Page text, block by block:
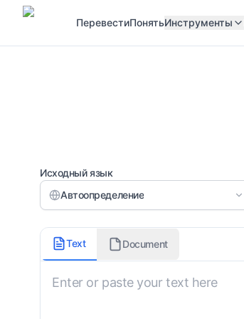
ПеревестиПонятьИнструменты
Исходный язык
Автоопределение
Формальность
Не указано
Пользовательские инструкции
Text Document